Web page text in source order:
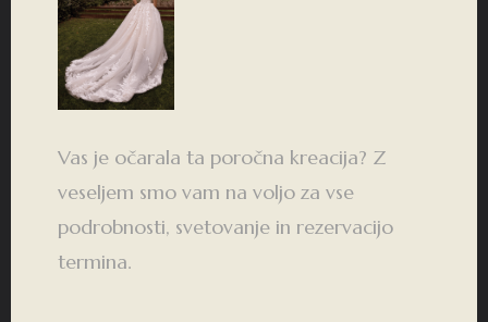
Vas je očarala ta poročna kreacija? Z
veseljem smo vam na voljo za vse
podrobnosti, svetovanje in rezervacijo
termina.